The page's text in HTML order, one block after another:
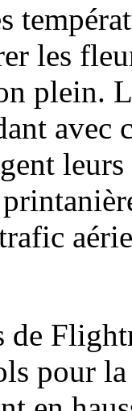
les
plein.
avec
de
pour